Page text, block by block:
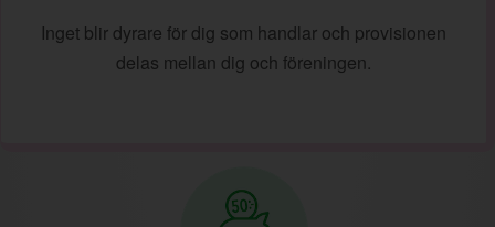
Inget blir dyrare för dig som handlar och provisionen
delas mellan dig och föreningen.